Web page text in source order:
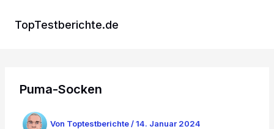
InhaltTopTestberichte.de
Puma-Socken
Von Toptestberichte /14. Januar 2024